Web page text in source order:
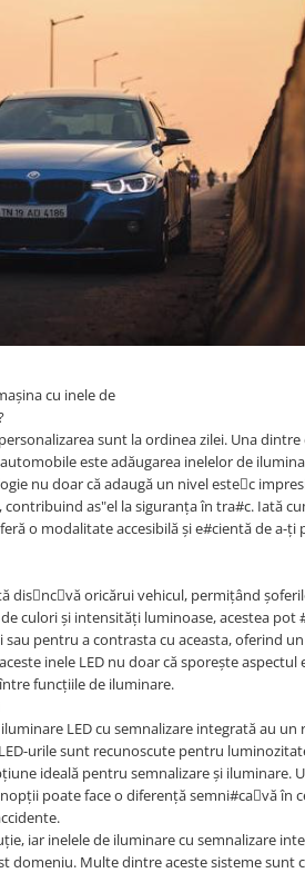
cu inele de
sunt la ordinea zilei. Una dintre
este adăugarea inelelor de
nu doar că adaugă un nivel estec
as"el la siguranța în tra#c. Iată
o modalitate accesibilă și e#cientă de a-ți
disncvă oricărui vehicul, permițând
culori și intensități luminoase, acestea pot
pentru a contrasta cu aceasta, oferind
inele LED nu doar că sporește aspectul
funcțiile de iluminare.
LED cu semnalizare integrată au
urile sunt recunoscute pentru
ideală pentru semnalizare și iluminare.
poate face o diferență semni#cavă în
iar inelele de iluminare cu semnalizare
domeniu. Multe dintre aceste sisteme sunt